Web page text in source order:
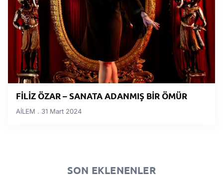
FİLİZ ÖZAR – SANATA ADANMIŞ BİR ÖMÜR
AİLEM 31 Mart 2024
SON EKLENENLER